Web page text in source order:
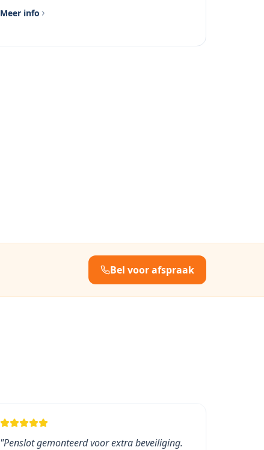
Meer info
Bel voor afspraak
"Penslot gemonteerd voor extra beveiliging.